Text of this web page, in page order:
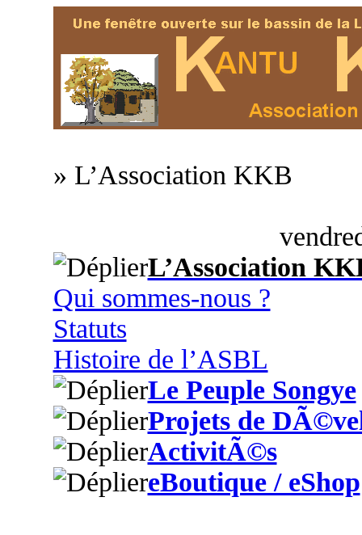
» L’Association KKB
L’Association
Qui sommes-nous ?
Statuts
Histoire de l’ASBL
Le Peuple Songye
Projets de
ActivitÃ©s
eBoutique / eShop